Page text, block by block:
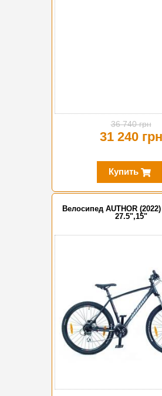
36 740 грн
31 240 грн
Купить
Велосипед AUTHOR
27.5",15"